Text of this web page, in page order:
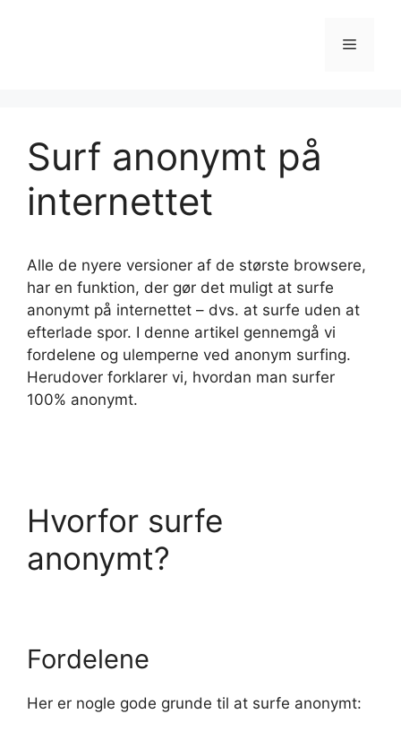
Menu
Surf anonymt på
internettet
Alle de nyere versioner af de største browsere,
har en funktion, der gør det muligt at surfe
anonymt på internettet – dvs. at surfe uden at
efterlade spor. I denne artikel gennemgå vi
fordelene og ulemperne ved anonym surfing.
Herudover forklarer vi, hvordan man surfer
100% anonymt.
Hvorfor surfe
anonymt?
Fordelene
Her er nogle gode grunde til at surfe anonymt: